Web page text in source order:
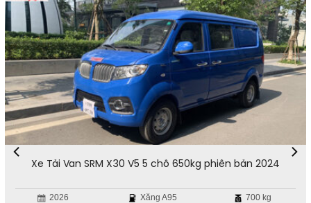
Xe Tải Van SRM X30 V5 5 chỗ 650kg phiên bản 2024
2026 Xăng A95 700 kg